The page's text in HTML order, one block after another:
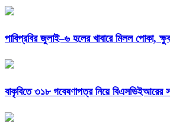
পাবিপ্রবির জুলাই–৬ হলের খাবারে মিলল পোকা, ক্ষুব্ধ
বাকৃবিতে ৩১৮ গবেষণাপত্র নিয়ে বিএসভিইআরের